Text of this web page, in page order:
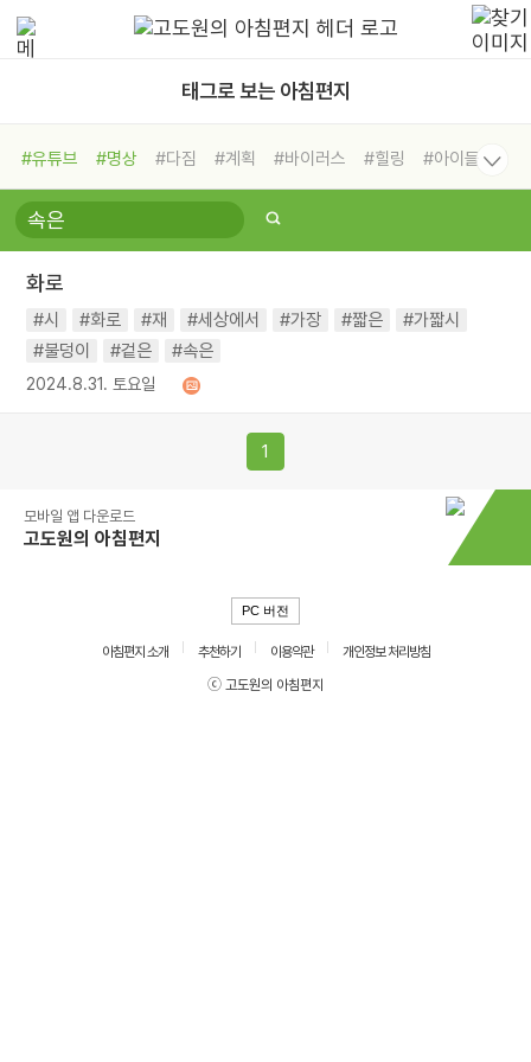
태그로 보는 아침편지
#유튜브 #명상 #다짐 #계획 #바이러스 #힐링
#아이들
#비전캠프
#독서캠프 #삶
#희망
#나눔 #친구 #링컨학교
#독서
화로
#시 #화로 #재 #세상에서 #가장 #짧은
#가짧시
#불덩이
#겉은 #속은
2024.8.31. 토요일
1
모바일 앱 다운로드
고도원의 아침편지
PC 버전
아침편지 소개 추천하기 이용약관
개인정보 처리방침
ⓒ 고도원의 아침편지